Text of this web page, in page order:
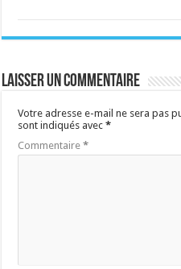
Laisser un commentaire
Votre adresse e-mail ne sera pas
sont indiqués avec*
Commentaire*